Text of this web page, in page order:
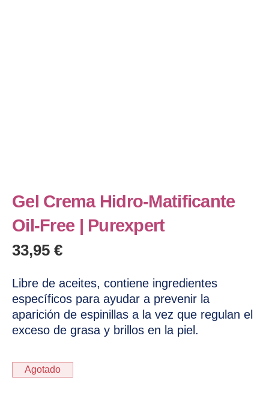
Gel Crema Hidro-Matificante
Oil-Free | Purexpert
33,95 €
Libre de aceites, contiene ingredientes
específicos para ayudar a prevenir la
aparición de espinillas a la vez que regulan el
exceso de grasa y brillos en la piel.
Agotado